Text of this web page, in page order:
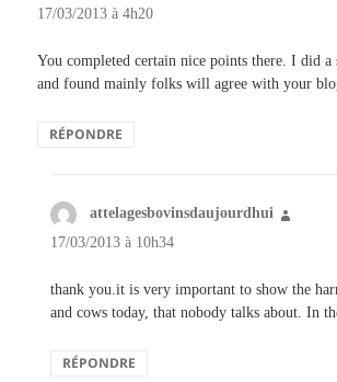
17/03/2013 à 4h20
You completed certain nice points there. I did a
and found mainly folks will agree with your
RÉPONDRE
attelagesbovinsdaujourdhui
17/03/2013 à 10h34
thank you.it is very important to show the
and cows today, that nobody talks about. In
RÉPONDRE